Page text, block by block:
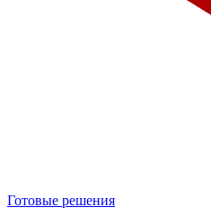
Готовые решения